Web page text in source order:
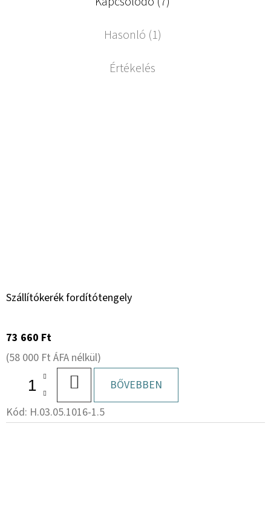
Hasonló (1)
Értékelés
Szállítókerék fordítótengely
73 660 Ft
(58 000 Ft ÁFA nélkül)
KOSÁRBABŐVEBBEN
Kód: H.03.05.1016-1.5